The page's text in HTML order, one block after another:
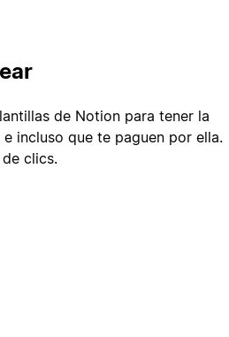
de Notion para tener la
incluso que te paguen por ella.
clics.